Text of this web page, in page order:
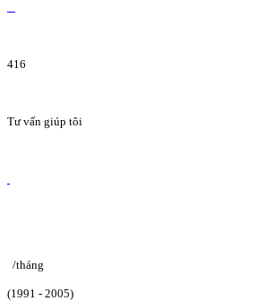
416
Tư vấn giúp tôi
/tháng
(1991 - 2005)